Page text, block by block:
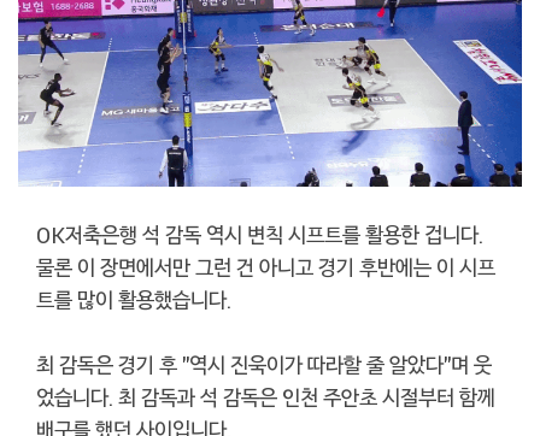
OK저축은행 석 감독 역시 변칙 시프트를 활용한 겁니다.
물론 이 장면에서만 그런 건 아니고 경기 후반에는 이 시프
트를 많이 활용했습니다.
최 감독은 경기 후 "역시 진욱이가 따라할 줄 알았다"며 웃
었습니다. 최 감독과 석 감독은 인천 주안초 시절부터 함께